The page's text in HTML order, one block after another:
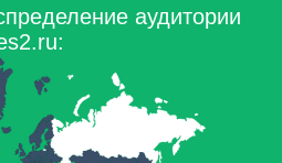
аудитории